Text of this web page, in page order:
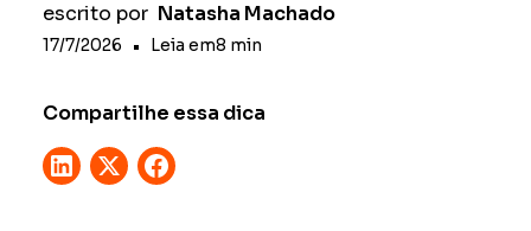
escrito por Natasha Machado
17/7/2026 • Leia em8 min
Compartilhe essa dica